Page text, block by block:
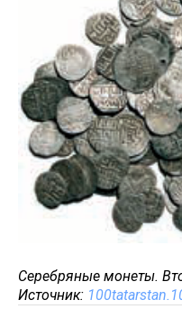
Серебряные монеты.
Источник: